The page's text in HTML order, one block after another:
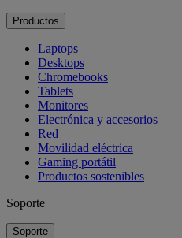
Productos
Laptops
Desktops
Chromebooks
Tablets
Monitores
Electrónica y accesorios
Red
Movilidad eléctrica
Gaming portátil
Productos sostenibles
Soporte
Soporte